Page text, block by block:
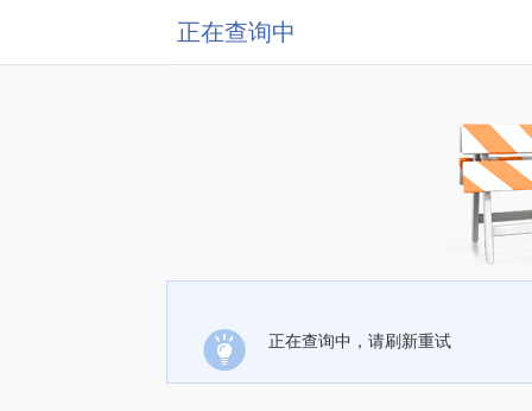
正在查询中
正在查询中，请刷新重试